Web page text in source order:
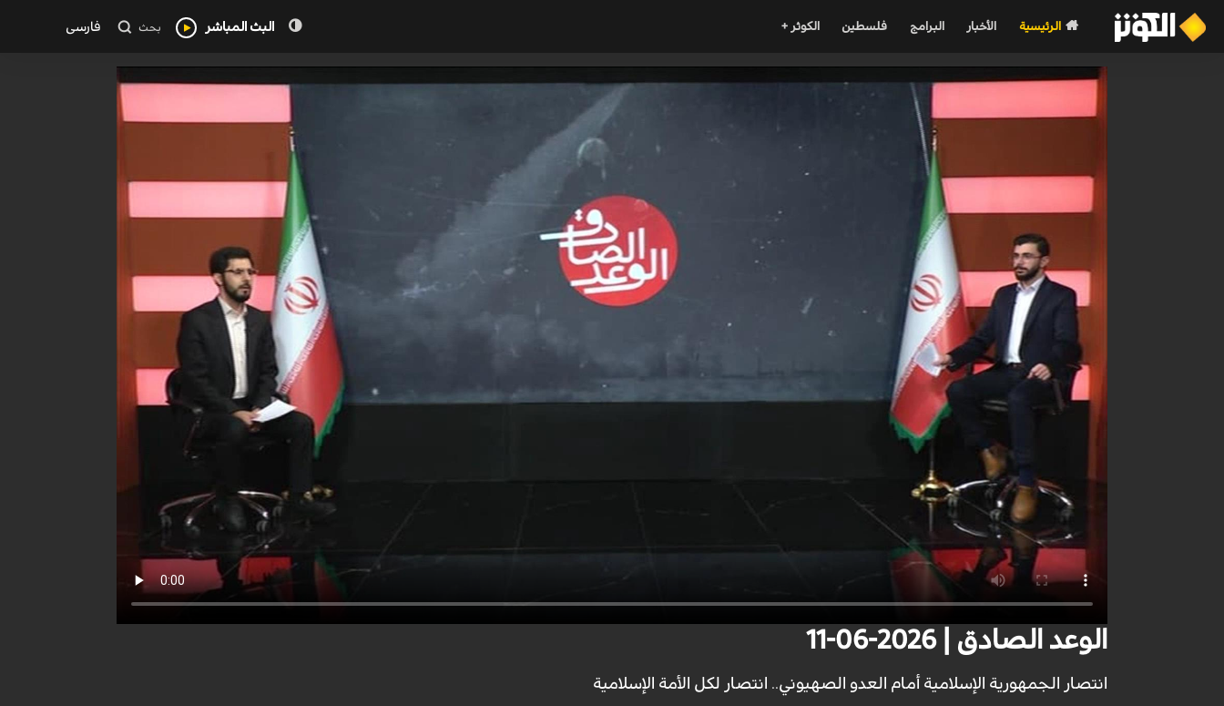
الرئيسية الأخبار البرامج فلسطين الكوثر + البث المباشر بحث فارسی
الوعد الصادق | 2026-06-11
انتصار الجمهورية الإسلامية أمام العدو الصهيوني.. انتصار لكل الأمة الإسلامية